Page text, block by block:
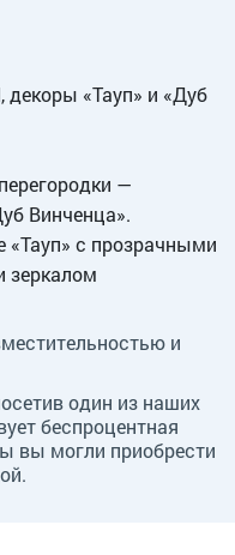
«Тауп» и «Дуб
—
Винченца».
с прозрачными
зеркалом
и
один из наших
беспроцентная
вы могли приобрести